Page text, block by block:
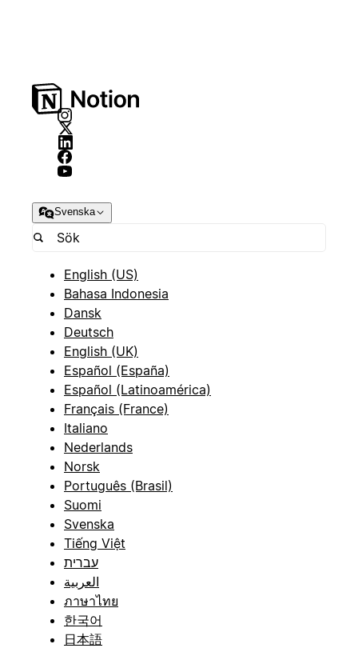
Svenska
English (US)
Bahasa Indonesia
Dansk
Deutsch
English (UK)
Español (España)
Español (Latinoamérica)
Français (France)
Italiano
Nederlands
Norsk
Português (Brasil)
Suomi
Svenska
Tiếng Việt
עברית
العربية
ภาษาไทย
한국어
日本語